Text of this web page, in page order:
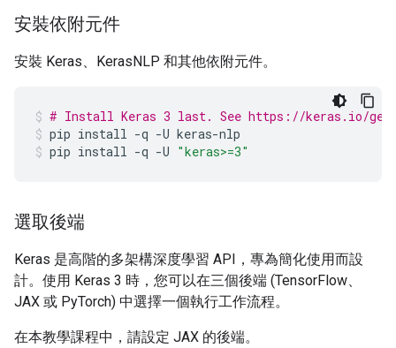
安裝依附元件
安裝 Keras、KerasNLP 和其他依附元件。
# Install Keras 3 last. See https://keras.io/
pip install -q -U keras-nlp
pip install -q -U "keras>=3"
選取後端
Keras 是高階的多架構深度學習 API，專為簡化使用而設
計。使用 Keras 3 時，您可以在三個後端 (TensorFlow、
JAX 或 PyTorch) 中選擇一個執行工作流程。
在本教學課程中，請設定 JAX 的後端。